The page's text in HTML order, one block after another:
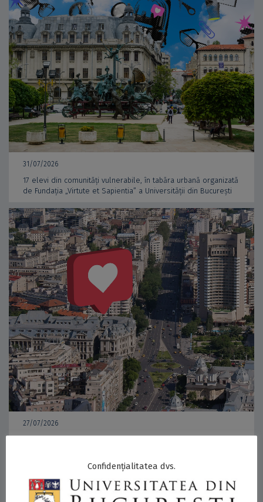
31/07/2026
17 elevi din comunități vulnerabile, în tabăra urbană organizată
de Fundația „Virtute et Sapientia” a Universității din București
27/07/2026
licență și 3 candidaturi pe loc la masterat
Confidențialitatea dvs.